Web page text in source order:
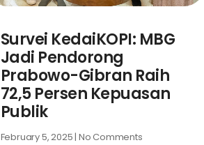
Survei KedaiKOPI: MBG
Jadi Pendorong
Prabowo-Gibran Raih
72,5 Persen Kepuasan
Publik
February 5, 2025 No Comments